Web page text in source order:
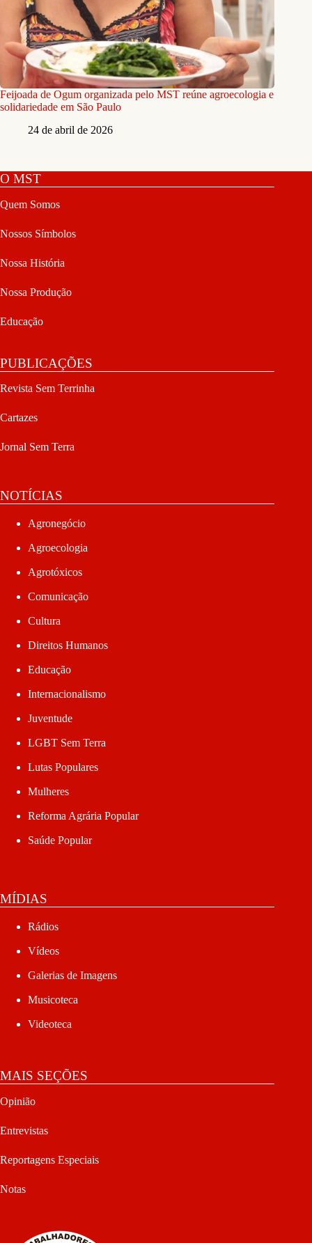
Feijoada de Ogum organizada pelo MST reúne agroecologia e
solidariedade em São Paulo
24 de abril de 2026
O MST
Quem Somos
Nossos Símbolos
Nossa História
Nossa Produção
Educação
PUBLICAÇÕES
Revista Sem Terrinha
Cartazes
Jornal Sem Terra
NOTÍCIAS
Agronegócio
Agroecologia
Agrotóxicos
Comunicação
Cultura
Direitos Humanos
Educação
Internacionalismo
Juventude
LGBT Sem Terra
Lutas Populares
Mulheres
Reforma Agrária Popular
Saúde Popular
MÍDIAS
Rádios
Vídeos
Galerias de Imagens
Musicoteca
Videoteca
MAIS SEÇÕES
Opinião
Entrevistas
Reportagens Especiais
Notas